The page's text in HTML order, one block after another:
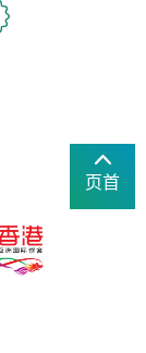
页首